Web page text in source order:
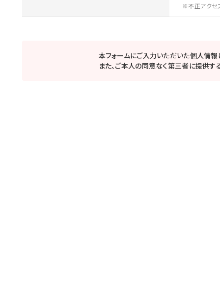
※不正アクセ
本フォームにご入力いただいた個人情
また、ご本人の同意なく第三者に提供す